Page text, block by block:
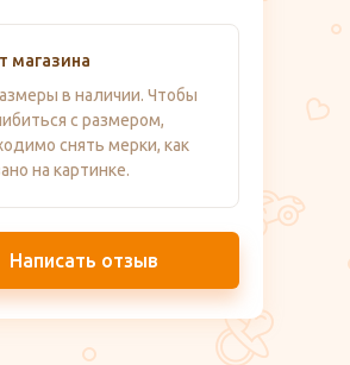
магазина
в наличии. Чтобы
с размером,
снять мерки, как
на картинке.
Написать отзыв